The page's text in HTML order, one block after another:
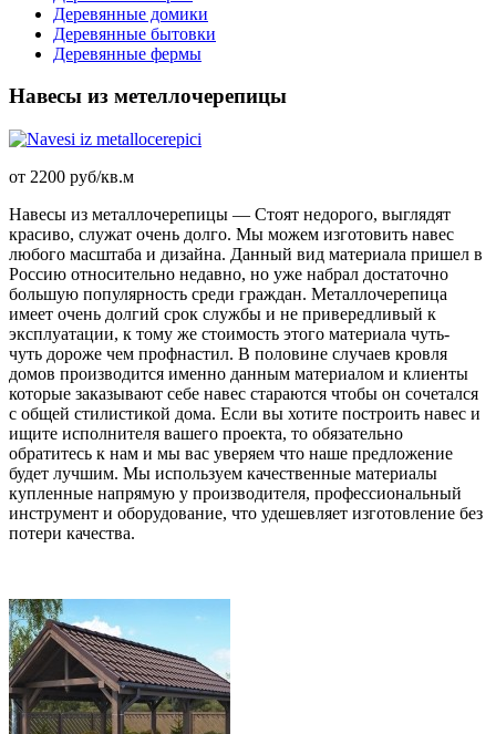
Деревянные домики
Деревянные бытовки
Деревянные фермы
Навесы из метеллочерепицы
от 2200 руб/кв.м
Навесы из металлочерепицы — Стоят недорого, выглядят
красиво, служат очень долго. Мы можем изготовить навес
любого масштаба и дизайна. Данный вид материала пришел в
Россию относительно недавно, но уже набрал достаточно
большую популярность среди граждан. Металлочерепица
имеет очень долгий срок службы и не привередливый к
эксплуатации, к тому же стоимость этого материала чуть-
чуть дороже чем профнастил. В половине случаев кровля
домов производится именно данным материалом и клиенты
которые заказывают себе навес стараются чтобы он сочетался
с общей стилистикой дома. Если вы хотите построить навес и
ищите исполнителя вашего проекта, то обязательно
обратитесь к нам и мы вас уверяем что наше предложение
будет лучшим. Мы используем качественные материалы
купленные напрямую у производителя, профессиональный
инструмент и оборудование, что удешевляет изготовление без
потери качества.